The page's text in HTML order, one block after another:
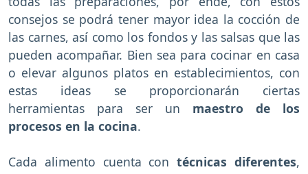
consejos se podrá tener mayor idea la cocción de
las carnes, así como los fondos y las salsas que las
pueden acompañar. Bien sea para cocinar en casa
o elevar algunos platos en establecimientos, con
estas ideas se proporcionarán ciertas
herramientas para ser un maestro de los
procesos en la cocina.
Cada alimento cuenta contécnicas diferentes,